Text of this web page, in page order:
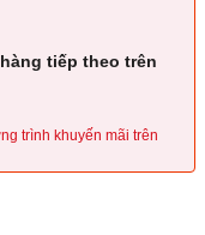
tiếp theo trên
trình khuyến mãi trên